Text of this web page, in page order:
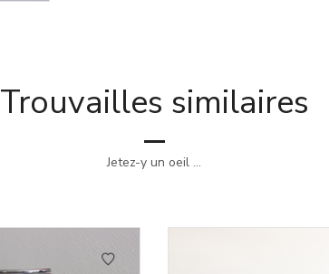
Trouvailles similaires
Jetez-y un oeil ...